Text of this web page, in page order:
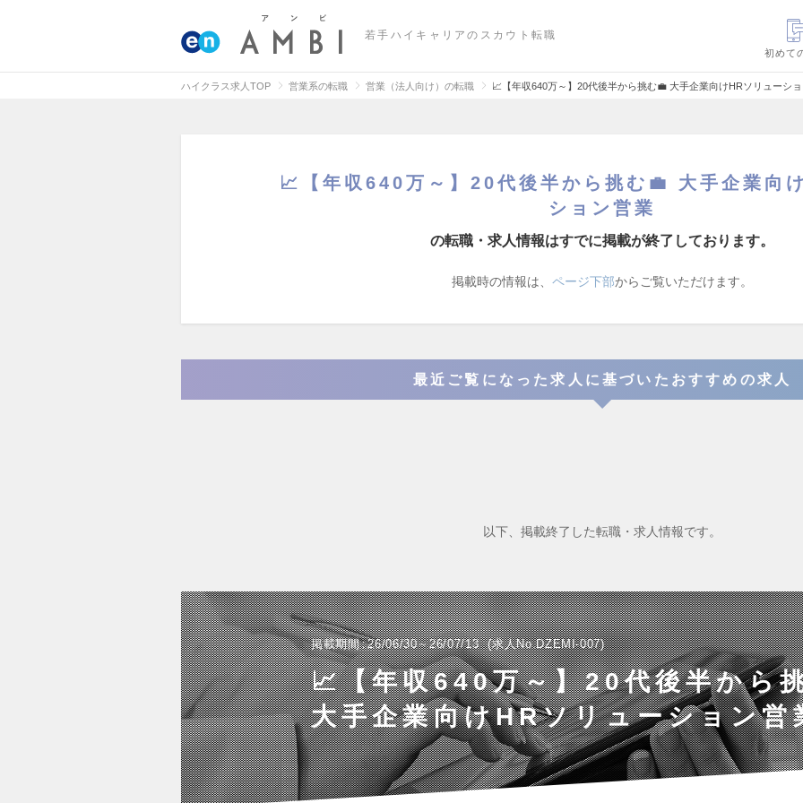
若手ハイキャリアのスカウト転職
初めて
ハイクラス求人TOP 営業系の転職 営業（法人向け）の転職 📈【年収640万～】20代後半から挑む💼 大手企業向けHRソリューシ
📈【年収640万～】20代後半から挑む💼 大手企業向
ション営業
の転職・求人情報はすでに掲載が終了しております。
掲載時の情報は、 ページ下部からご覧いただけます。
最近ご覧になった求人に基づいたおすすめの求人
以下、掲載終了した転職・求人情報です。
掲載期間 26/06/30～26/07/13 求人No.DZEMI-007
📈【年収640万～】20代後半から
大手企業向けHRソリューション営